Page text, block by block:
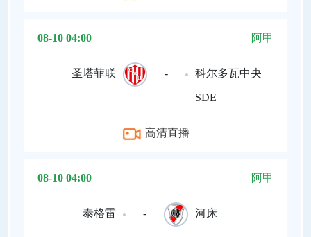
08-10 04:00 阿甲
圣塔菲联 - 科尔多瓦中央
SDE
高清直播
08-10 04:00 阿甲
泰格雷 - 河床